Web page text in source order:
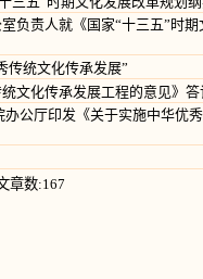
负责人就《国家“十三五”时期
传统文化传承发展”
统文化传承发展工程的意见》答
办公厅印发《关于实施中华优
章数:167